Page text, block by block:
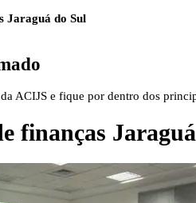
Jaraguá do Sul
ACIJS e fique por dentro dos
finanças